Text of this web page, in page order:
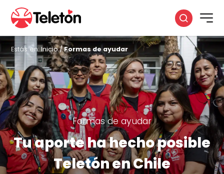
Estás en:Inicio/Formas de ayudar
Formas de ayudar
Tu aporte ha hecho posible
Teletón en Chile